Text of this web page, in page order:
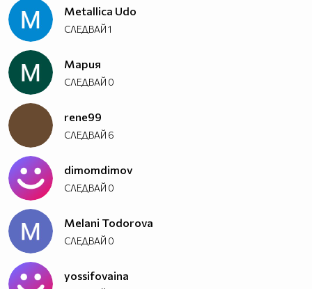
Metallica Udo
СЛЕДВАЙ1
Мария
СЛЕДВАЙ 0
rene99
СЛЕДВАЙ 6
dimomdimov
СЛЕДВАЙ 0
Melani Todorova
СЛЕДВАЙ 0
yossifovaina